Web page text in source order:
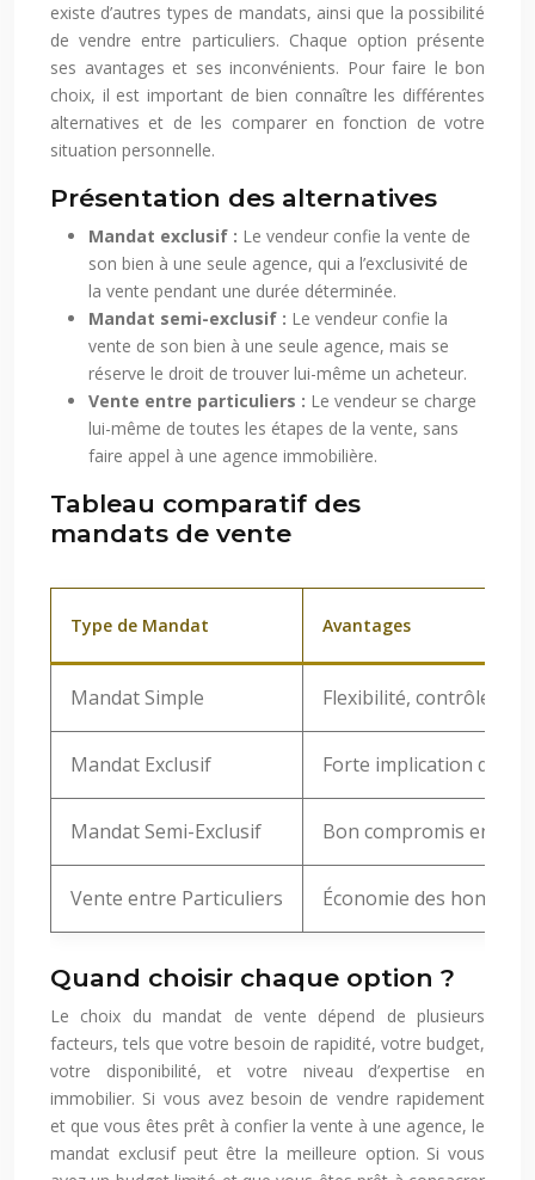
existe d’autres types de mandats, ainsi que la possibilité
de vendre entre particuliers. Chaque option présente
ses avantages et ses inconvénients. Pour faire le bon
choix, il est important de bien connaître les différentes
alternatives et de les comparer en fonction de votre
situation personnelle.
Présentation des alternatives
Mandat exclusif : Le vendeur confie la vente de
son bien à une seule agence, qui a l’exclusivité de
la vente pendant une durée déterminée.
Mandat semi-exclusif : Le vendeur confie la
vente de son bien à une seule agence, mais se
réserve le droit de trouver lui-même un acheteur.
Vente entre particuliers : Le vendeur se charge
lui-même de toutes les étapes de la vente, sans
faire appel à une agence immobilière.
Tableau comparatif des
mandats de vente
Type de Mandat Avantages
Mandat Simple Flexibilité, contrôle du
Mandat Exclusif Forte implication de
Mandat Semi-Exclusif Bon compromis entre
Vente entre Particuliers Économie des
Quand choisir chaque option ?
Le choix du mandat de vente dépend de plusieurs
facteurs, tels que votre besoin de rapidité, votre budget,
votre disponibilité, et votre niveau d’expertise en
immobilier. Si vous avez besoin de vendre rapidement
et que vous êtes prêt à confier la vente à une agence, le
mandat exclusif peut être la meilleure option. Si vous